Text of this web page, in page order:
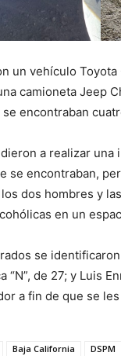
un vehículo
camioneta Jeep
encontraban
a realizar
se encontraban,
dos hombres y
en un
se
“N”, de 27; y Luis
a fin de que se
Baja California DSPM